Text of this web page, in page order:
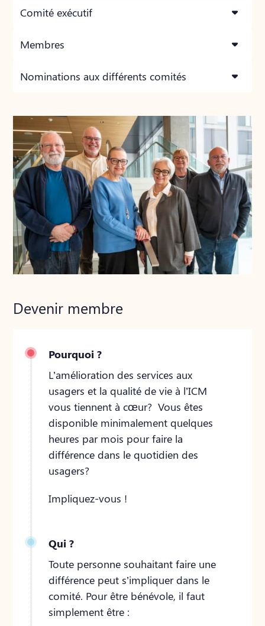
Comité exécutif
Membres
Nominations aux différents comités
Devenir membre
Pourquoi ?
L’amélioration des services aux
usagers et la qualité de vie à l’ICM
vous tiennent à cœur? Vous êtes
disponible minimalement quelques
heures par mois pour faire la
différence dans le quotidien des
usagers?
Impliquez-vous !
Qui ?
Toute personne souhaitant faire une
différence peut s’impliquer dans le
comité. Pour être bénévole, il faut
simplement être :